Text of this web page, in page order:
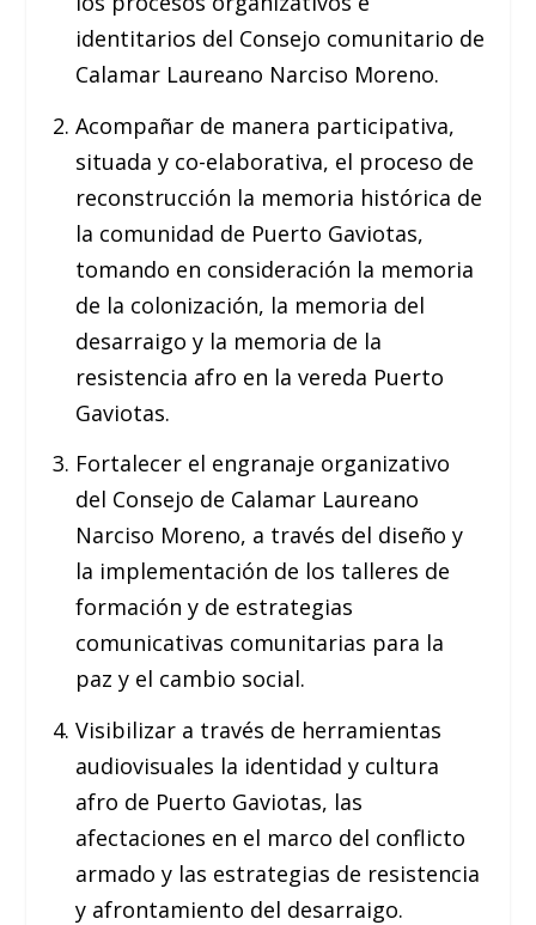
identitarios del Consejo comunitario de
Calamar Laureano Narciso Moreno.
Acompañar de manera participativa,
situada y co-elaborativa, el proceso de
reconstrucción la memoria histórica de
la comunidad de Puerto Gaviotas,
tomando en consideración la memoria
de la colonización, la memoria del
desarraigo y la memoria de la
resistencia afro en la vereda Puerto
Gaviotas.
Fortalecer el engranaje organizativo
del Consejo de Calamar Laureano
Narciso Moreno, a través del diseño y
la implementación de los talleres de
formación y de estrategias
comunicativas comunitarias para la
paz y el cambio social.
Visibilizar a través de herramientas
audiovisuales la identidad y cultura
afro de Puerto Gaviotas, las
afectaciones en el marco del conflicto
armado y las estrategias de resistencia
y afrontamiento del desarraigo.